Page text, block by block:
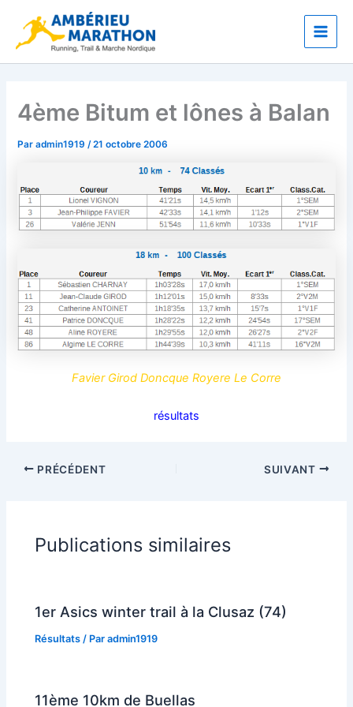
contenu
Main
4ème Bitum et lônes à Balan
Paradmin1919/21 octobre 2006
Favier Girod Doncque Royere Le Corre
résultats
PRÉCÉDENT SUIVANT
Publications similaires
1er Asics winter trail à la Clusaz (74)
Résultats / Paradmin1919
11ème 10km de Buellas